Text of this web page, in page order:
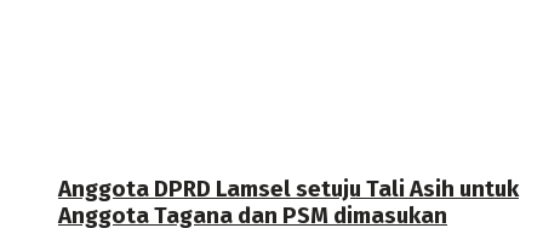
Anggota DPRD Lamsel setuju Tali Asih untuk
Anggota Tagana dan PSM dimasukan